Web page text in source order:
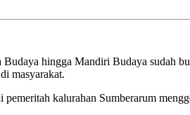
hingga Mandiri Budaya sudah
masyarakat.
kalurahan Sumberarum